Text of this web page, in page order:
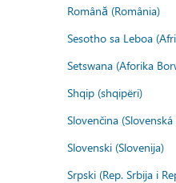
Română (România)
Sesotho sa Leboa
Setswana (Aforika
Shqip (shqipëri)
Slovenčina
Slovenski (Slovenija)
Srpski (Rep. Srbija i